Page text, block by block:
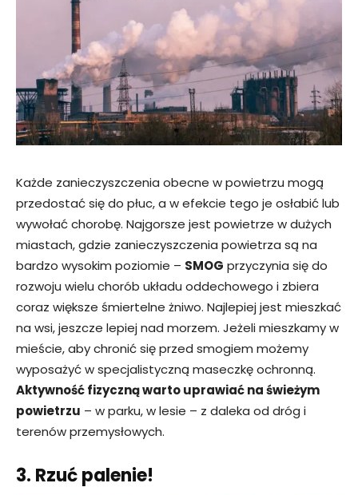
Każde zanieczyszczenia obecne w powietrzu mogą
przedostać się do płuc, a w efekcie tego je osłabić lub
wywołać chorobę. Najgorsze jest powietrze w dużych
miastach, gdzie zanieczyszczenia powietrza są na
bardzo wysokim poziomie – SMOG przyczynia się do
rozwoju wielu chorób układu oddechowego i zbiera
coraz większe śmiertelne żniwo. Najlepiej jest mieszkać
na wsi, jeszcze lepiej nad morzem. Jeżeli mieszkamy w
mieście, aby chronić się przed smogiem możemy
wyposażyć w specjalistyczną maseczkę ochronną.
Aktywność fizyczną warto uprawiać na świeżym
powietrzu – w parku, w lesie – z daleka od dróg i
terenów przemysłowych.
3. Rzuć palenie!